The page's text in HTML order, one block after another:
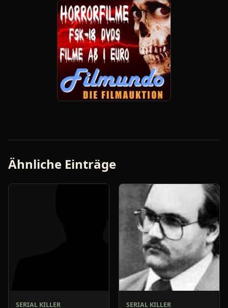
Ähnliche Einträge
SERIAL KILLER SERIAL KILLER